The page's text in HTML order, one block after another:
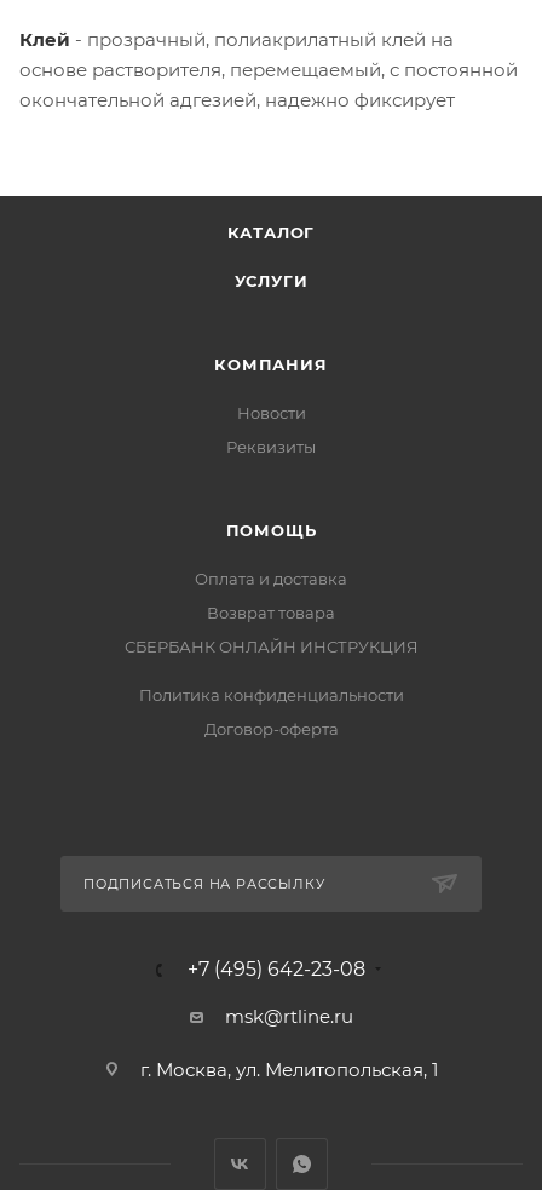
Клей - прозрачный, полиакрилатный клей на
основе растворителя, перемещаемый, с постоянной
окончательной адгезией, надежно фиксирует
КАТАЛОГ
УСЛУГИ
КОМПАНИЯ
Новости
Реквизиты
ПОМОЩЬ
Оплата и доставка
Возврат товара
СБЕРБАНК ОНЛАЙН ИНСТРУКЦИЯ
Политика конфиденциальности
Договор-оферта
ПОДПИСАТЬСЯ НА РАССЫЛКУ
+7 (495) 642-23-08
msk@rtline.ru
г. Москва, ул. Мелитопольская, 1